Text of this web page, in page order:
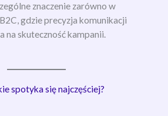
znaczenie zarówno w
gdzie precyzja komunikacji
na skuteczność kampanii.
spotyka się najczęściej?